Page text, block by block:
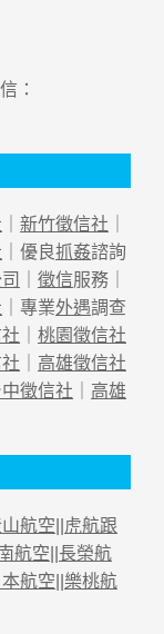
：
新竹徵信社
｜優良抓姦諮詢
徵信服務｜
｜專業外遇調查
桃園徵信社
高雄徵信社
徵信社
高雄
航空
虎航跟
航空 長榮航
本航空 樂桃航